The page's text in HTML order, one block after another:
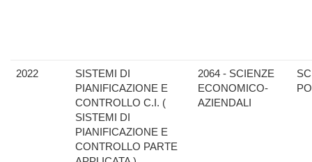
2022
SISTEMI DI
PIANIFICAZIONE E
CONTROLLO C.I. (
SISTEMI DI
PIANIFICAZIONE E
CONTROLLO PARTE
2064 - SCIENZE
ECONOMICO-
AZIENDALI